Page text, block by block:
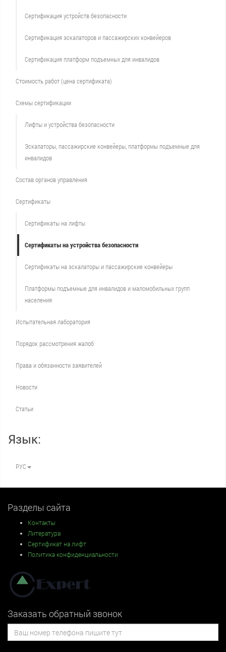
Сертификация устройств безопасности
Сертификация эскалаторов и пассажирских конвейеров
Сертификация платформ подъемных для инвалидов
Стоимость работ (цена сертификата)
Схемы сертификации
Лифты и устройства безопасности
Эскалаторы, пассажирские конвейеры, платформы подъемные для
инвалидов
Состав органов управления
Сертификаты
Сертификаты на лифты
Сертификаты на устройства безопасности
Сертификаты на эскалаторы и пассажирские конвейеры
Платформы подъемные для инвалидов и маломобильных групп
населения
Испытательная лаборатория
Порядок рассмотрения жалоб
Права и обязанности заявителей
Новости
Статьи
Язык:
РУС
Разделы сайта
Контакты
Литература
Сертификат на лифт
Политика конфиденциальности
Заказать обратный звонок